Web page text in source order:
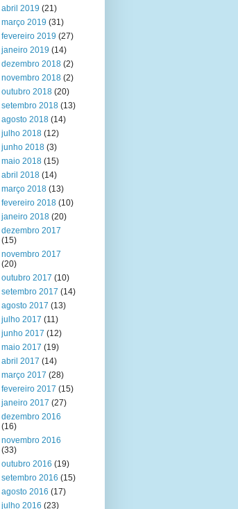
abril 2019 (21)
março 2019 (31)
fevereiro 2019 (27)
janeiro 2019 (14)
dezembro 2018 (2)
novembro 2018 (2)
outubro 2018 (20)
setembro 2018 (13)
agosto 2018 (14)
julho 2018 (12)
junho 2018 (3)
maio 2018 (15)
abril 2018 (14)
março 2018 (13)
fevereiro 2018 (10)
janeiro 2018 (20)
dezembro 2017
(15)
novembro 2017
(20)
outubro 2017 (10)
setembro 2017 (14)
agosto 2017 (13)
julho 2017 (11)
junho 2017 (12)
maio 2017 (19)
abril 2017 (14)
março 2017 (28)
fevereiro 2017 (15)
janeiro 2017 (27)
dezembro 2016
(16)
novembro 2016
(33)
outubro 2016 (19)
setembro 2016 (15)
agosto 2016 (17)
julho 2016 (23)